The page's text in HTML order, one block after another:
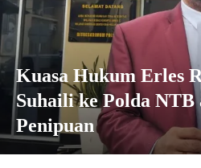
Kuasa Hukum Erles
Suhaili ke Polda NTB
Penipuan